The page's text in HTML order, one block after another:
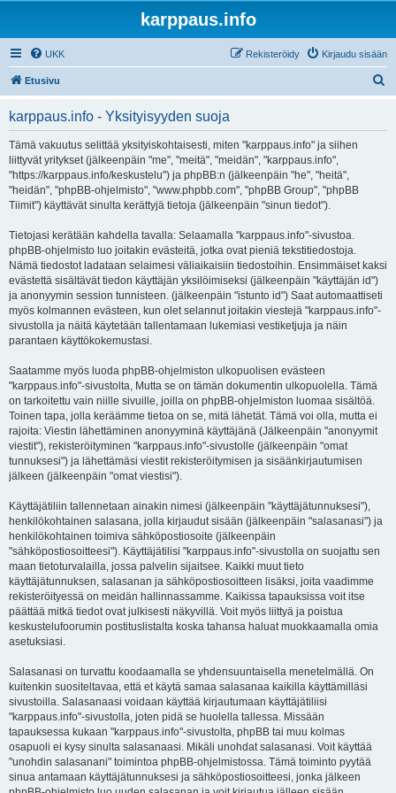
karppaus.info
UKK Kirjaudu sisään
Rekisteröidy
Etusivu
karppaus.info - Yksityisyyden suoja
Tämä vakuutus selittää yksityiskohtaisesti, miten "karppaus.info" ja siihen
liittyvät yritykset (jälkeenpäin "me", "meitä", "meidän", "karppaus.info",
"https://karppaus.info/keskustelu") ja phpBB:n (jälkeenpäin "he", "heitä",
"heidän", "phpBB-ohjelmisto", "www.phpbb.com", "phpBB Group", "phpBB
Tiimit") käyttävät sinulta kerättyjä tietoja (jälkeenpäin "sinun tiedot").
Tietojasi kerätään kahdella tavalla: Selaamalla "karppaus.info"-sivustoa.
phpBB-ohjelmisto luo joitakin evästeitä, jotka ovat pieniä tekstitiedostoja.
Nämä tiedostot ladataan selaimesi väliaikaisiin tiedostoihin. Ensimmäiset kaksi
evästettä sisältävät tiedon käyttäjän yksilöimiseksi (jälkeenpäin "käyttäjän id")
ja anonyymin session tunnisteen. (jälkeenpäin "istunto id") Saat automaattiseti
myös kolmannen evästeen, kun olet selannut joitakin viestejä "karppaus.info"-
sivustolla ja näitä käytetään tallentamaan lukemiasi vestiketjuja ja näin
parantaen käyttökokemustasi.
Saatamme myös luoda phpBB-ohjelmiston ulkopuolisen evästeen
"karppaus.info"-sivustolta, Mutta se on tämän dokumentin ulkopuolella. Tämä
on tarkoitettu vain niille sivuille, joilla on phpBB-ohjelmiston luomaa sisältöä.
Toinen tapa, jolla keräämme tietoa on se, mitä lähetät. Tämä voi olla, mutta ei
rajoita: Viestin lähettäminen anonyyminä käyttäjänä (Jälkeenpäin "anonyymit
viestit"), rekisteröityminen "karppaus.info"-sivustolle (jälkeenpäin "omat
tunnuksesi") ja lähettämäsi viestit rekisteröitymisen ja sisäänkirjautumisen
jälkeen (jälkeenpäin "omat viestisi").
Käyttäjätiliin tallennetaan ainakin nimesi (jälkeenpäin "käyttäjätunnuksesi"),
henkilökohtainen salasana, jolla kirjaudut sisään (jälkeenpäin "salasanasi") ja
henkilökohtainen toimiva sähköpostiosoite (jälkeenpäin
"sähköpostiosoitteesi"). Käyttäjätilisi "karppaus.info"-sivustolla on suojattu sen
maan tietoturvalailla, jossa palvelin sijaitsee. Kaikki muut tieto
käyttäjätunnuksen, salasanan ja sähköpostiosoitteen lisäksi, joita vaadimme
rekisteröityessä on meidän hallinnassamme. Kaikissa tapauksissa voit itse
päättää mitkä tiedot ovat julkisesti näkyvillä. Voit myös liittyä ja poistua
keskustelufoorumin postituslistalta koska tahansa haluat muokkaamalla omia
asetuksiasi.
Salasanasi on turvattu koodaamalla se yhdensuuntaisella menetelmällä. On
kuitenkin suositeltavaa, että et käytä samaa salasanaa kaikilla käyttämilläsi
sivustoilla. Salasanaasi voidaan käyttää kirjautumaan käyttäjätiliisi
"karppaus.info"-sivustolla, joten pidä se huolella tallessa. Missään
tapauksessa kukaan "karppaus.info"-sivustolta, phpBB tai muu kolmas
osapuoli ei kysy sinulta salasanaasi. Mikäli unohdat salasanasi. Voit käyttää
"unohdin salasanani" toimintoa phpBB-ohjelmistossa. Tämä toiminto pyytää
sinua antamaan käyttäjätunnuksesi ja sähköpostiosoitteesi, jonka jälkeen